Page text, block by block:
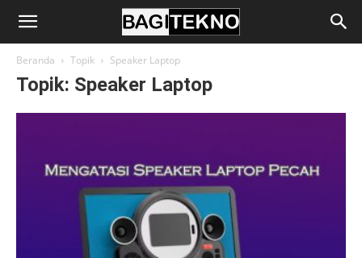
BagiTekno
Beranda Topik Speaker Laptop
Topik: Speaker Laptop